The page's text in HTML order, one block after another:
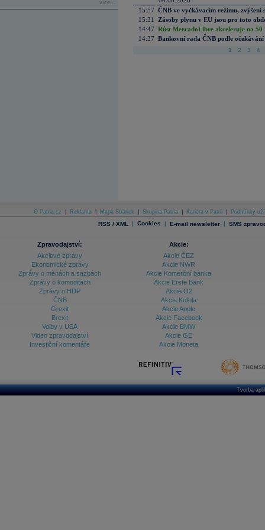
více...
15:57 ČNB ve vyčkávacím režimu, zvýšení
15:31
Zásoby plynu v EU jsou pro toto
14:47 Růst MercadoLibre akceleruje na
14:37 Bankovní rada ČNB podle
1 2 3 4
O Patria.cz Reklama Mapa Stránek Skupina Patria Kariéra v Patrii Podmínky
RSS / XML | Cookies | E-mail newsletter | SMS
Zpravodajství:
Akciové zprávy
Ekonomické zprávy
Zprávy o měnách a sazbách
Zprávy o komoditách
Zprávy o HDP
ČNB
Grexit
Brexit
Volby v USA
Video zpravodajství
Investiční komentáře
Akcie:
Akcie ČEZ
Akcie NWR
Akcie Komerční banka
Akcie Erste Bank
Akcie O2
Akcie Kofola
Akcie Apple
Akcie Facebook
Akcie BMW
Akcie GE
Akcie Moneta
Tvorba